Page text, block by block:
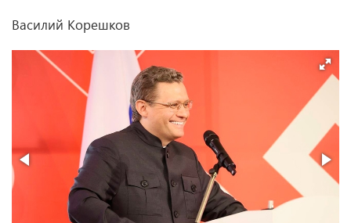
Василий Корешков